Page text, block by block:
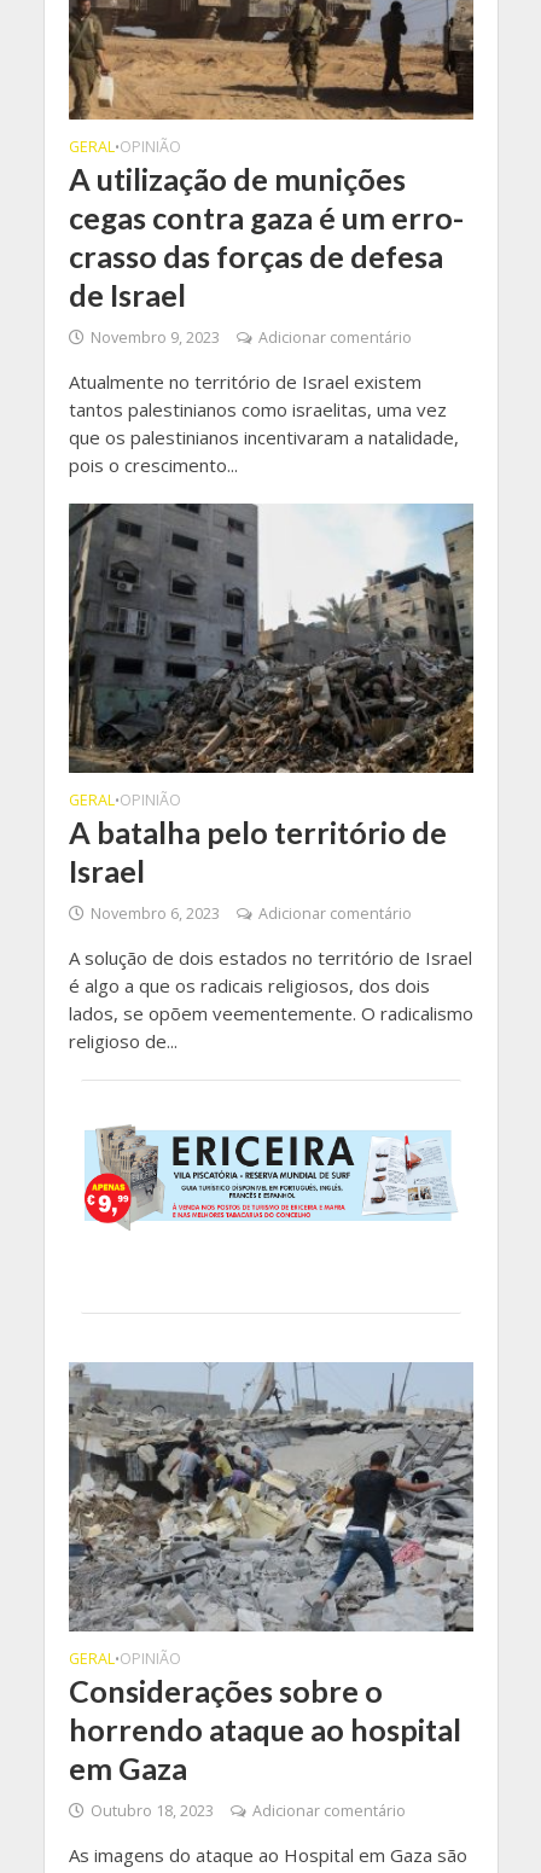
GERAL•OPINIÃO
A utilização de munições
cegas contra gaza é um erro-
crasso das forças de defesa
de Israel
Novembro 9, 2023 Adicionar comentário
Atualmente no território de Israel existem
tantos palestinianos como israelitas, uma vez
que os palestinianos incentivaram a natalidade,
pois o crescimento...
GERAL•OPINIÃO
A batalha pelo território de
Israel
Novembro 6, 2023 Adicionar comentário
A solução de dois estados no território de Israel
é algo a que os radicais religiosos, dos dois
lados, se opõem veementemente. O radicalismo
religioso de...
GERAL•OPINIÃO
Considerações sobre o
horrendo ataque ao hospital
em Gaza
Outubro 18, 2023 Adicionar comentário
As imagens do ataque ao Hospital em Gaza são